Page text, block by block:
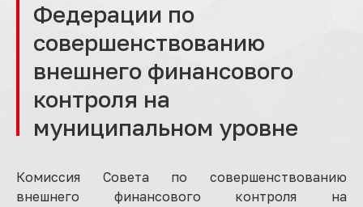
Федерации по
совершенствованию
внешнего финансового
контроля на
муниципальном уровне
Комиссия Совета по совершенствованию
внешнего финансового контроля на